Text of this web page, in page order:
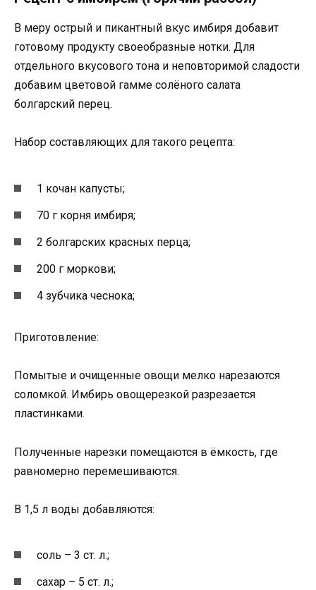
В меру острый и пикантный вкус имбиря добавит
готовому продукту своеобразные нотки. Для
отдельного вкусового тона и неповторимой сладости
добавим цветовой гамме солёного салата
болгарский перец.
Набор составляющих для такого рецепта:
1 кочан капусты;
70 г корня имбиря;
2 болгарских красных перца;
200 г моркови;
4 зубчика чеснока;
Приготовление:
Помытые и очищенные овощи мелко нарезаются
соломкой. Имбирь овощерезкой разрезается
пластинками.
Полученные нарезки помещаются в ёмкость, где
равномерно перемешиваются.
В 1,5 л воды добавляются:
соль – 3 ст. л.;
сахар – 5 ст. л.;